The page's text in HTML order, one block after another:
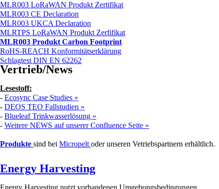
MLR003 LoRaWAN Produkt Zertifikat
MLR003 CE Declaration
MLR003 UKCA Declaration
MLRTPS LoRaWAN Produkt Zerfifikat
MLR003 Produkt Carbon Footprint
RoHS-REACH Konformitätserklärung
Schlagtest DIN EN 62262
Vertrieb/News
Lesestoff:
- Ecosync Case Studies »
- DEOS TEO Fallstudien »
- Blueleaf Trinkwasserlösung »
- Weitere NEWS auf unserer Confluence Seite »
Produkte sind bei Micropelt oder unseren Vetriebspartnern erhältlich.
Energy Harvesting
Energy Harvesting nutzt vorhandenen Umgebungsbedingungen